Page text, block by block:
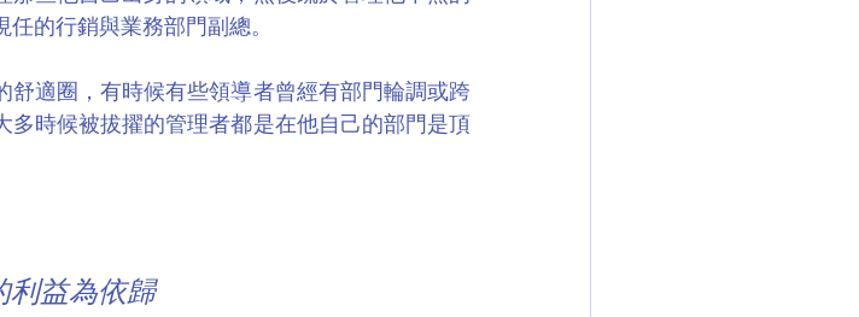
的行銷與業務部門副總。
適圈，有時候有些領導者曾經有部門輪調或跨
時候被拔擢的管理者都是在他自己的部門是頂
利益為依歸